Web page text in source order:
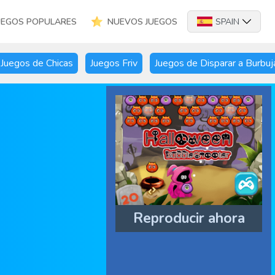
POPULARES NUEVOS JUEGOS SPAIN
Juegos de Chicas Juegos Friv Juegos de Disparar a
Reproducir ahora